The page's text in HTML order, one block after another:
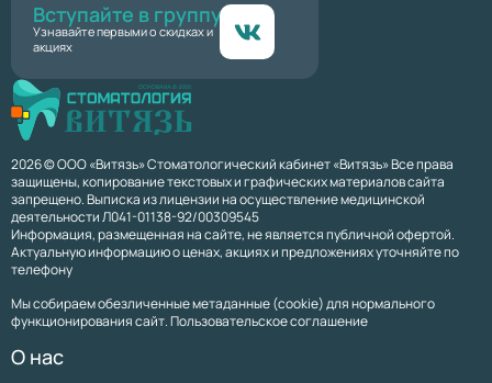
2026 © ООО «Витязь» Стоматологический кабинет «Витязь» Все права
защищены, копирование текстовых и графических материалов сайта
запрещено. Выписка из лицензии на осуществление медицинской
деятельности Л041-01138-92/00309545
Информация, размещенная на сайте, не является публичной офертой.
Актуальную информацию о ценах, акциях и предложениях уточняйте по
телефону
Мы собираем обезличенные метаданные (cookie) для нормального
функционирования сайт. Пользовательское соглашение
О нас
Вступайте в группу
Узнавайте первыми о скидках и
акциях